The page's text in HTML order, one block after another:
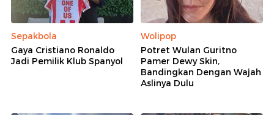
Sepakbola
Gaya Cristiano Ronaldo
Jadi Pemilik Klub Spanyol
Wolipop
Potret Wulan Guritno
Pamer Dewy Skin,
Bandingkan Dengan Wajah
Aslinya Dulu